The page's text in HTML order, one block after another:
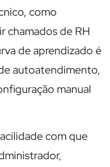
como
chamados de RH
de aprendizado é
autoatendimento,
manual
com que